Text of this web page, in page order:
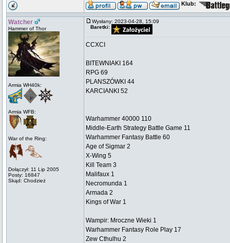
Klub:
Watcher
Hammer of Thor
Armia WH40k:
Armia WFB:
War of the Ring:
Dołączył: 11 Lip 2005
Posty: 16847
Skąd: Chodzież
Wysłany: 2023-04-28, 15:09
Baretki:
CCXCI
BITEWNIAKI 164
RPG 69
PLANSZÓWKI 44
KARCIANKI 52
Warhammer 40000 110
Middle-Earth Strategy Battle Game 11
Warhammer Fantasy Battle 60
Age of Sigmar 2
X-Wing 5
Kill Team 3
Malifaux 1
Necromunda 1
Armada 2
Kings of War 1
Wampir: Mroczne Wieki 1
Warhammer Fantasy Role Play 17
Zew Cthulhu 2